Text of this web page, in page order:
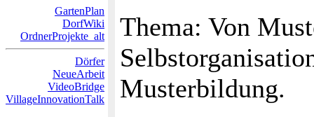
GartenPlan
DorfWiki
OrdnerProjekte_alt
Dörfer
NeueArbeit
VideoBridge
VillageInnovationTalk
Thema: Von
Musterbildung.